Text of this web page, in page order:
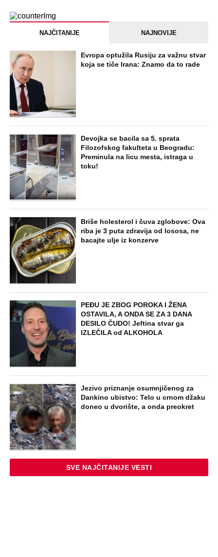
NAJČITANIJE NAJNOVIJE
Evropa optužila Rusiju za važnu stvar
koja se tiče Irana: Znamo da to rade
Devojka se bacila sa 5. sprata
Filozofskog fakulteta u Beogradu:
Preminula na licu mesta, istraga u
toku!
Briše holesterol i čuva zglobove: Ova
riba je 3 puta zdravija od lososa, ne
bacajte ulje iz konzerve
PEĐU JE ZBOG POROKA I ŽENA
OSTAVILA, A ONDA SE ZA 3 DANA
DESILO ČUDO! Jeftina stvar ga
IZLEČILA od ALKOHOLA
Jezivo priznanje osumnjičenog za
Dankino ubistvo: Telo u crnom džaku
doneo u dvorište, a onda preokret
SVE NAJČITANIJE VESTI